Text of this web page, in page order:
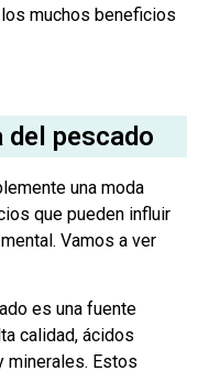
muchos beneficios
pescado
una moda
que pueden influir
Vamos a ver
es una fuente
calidad, ácidos
minerales. Estos